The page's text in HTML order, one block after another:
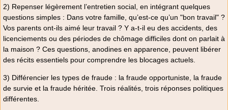
2) Repenser légèrement l’entretien social, en intégrant quelques
questions simples : Dans votre famille, qu’est-ce qu’un "bon travail" ?
Vos parents ont-ils aimé leur travail ? Y a-t-il eu des accidents, des
licenciements ou des périodes de chômage difficiles dont on parlait à
la maison ? Ces questions, anodines en apparence, peuvent libérer
des récits essentiels pour comprendre les blocages actuels.
3) Différencier les types de fraude : la fraude opportuniste, la fraude
de survie et la fraude héritée. Trois réalités, trois réponses politiques
différentes.